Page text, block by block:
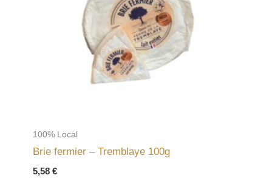
100% Local
Brie fermier – Tremblaye 100g
5,58 €